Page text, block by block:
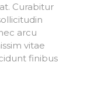
Curabitur
arcu
vitae
finibus